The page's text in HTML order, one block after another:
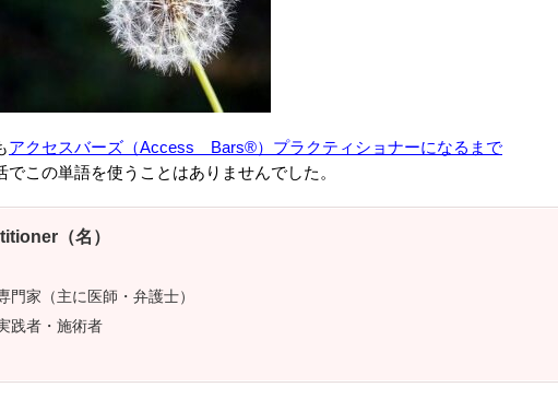
アクセスバーズ（Access Bars®）プラクティショナーになるまで
でこの単語を使うことはありませんでした。
（名）
門家（主に医師・弁護士）
践者・施術者